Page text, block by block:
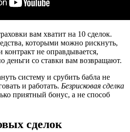
вам хватит на 10 сделок.
которыми можно рискнуть,
не оправдывается,
деньги со ставки вам возвращают.
систему и срубить бабла не
и работать. Безрисковая сделка
приятный бонус, а не способ
сделок